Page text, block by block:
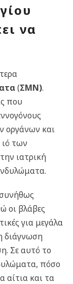
να
(ΣΜΝ).
που
οργάνων και
των
ιατρική
οι βλάβες
για μεγάλα
διάγνωση
Σε αυτό το
πόσο
αίτια και τα